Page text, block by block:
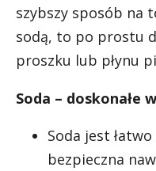
szybszy sposób na
sodą, to po prostu
proszku lub płynu
Soda – doskonałe
Soda jest
bezpieczna